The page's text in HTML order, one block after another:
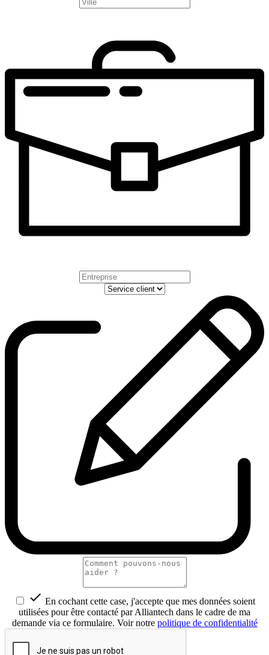
 En cochant cette case, j'accepte que mes données soient
utilisées pour être contacté par Alliantech dans le cadre de ma
demande via ce formulaire. Voir notre politique de confidentialité